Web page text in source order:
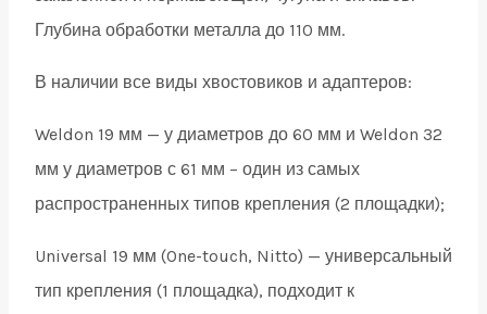
Глубина обработки металла до 110 мм.
В наличии все виды хвостовиков и адаптеров:
Weldon 19 мм — у диаметров до 60 мм и Weldon 32
мм у диаметров с 61 мм – один из самых
распространенных типов крепления (2 площадки);
Universal 19 мм (One-touch, Nitto) — универсальный
тип крепления (1 площадка), подходит к